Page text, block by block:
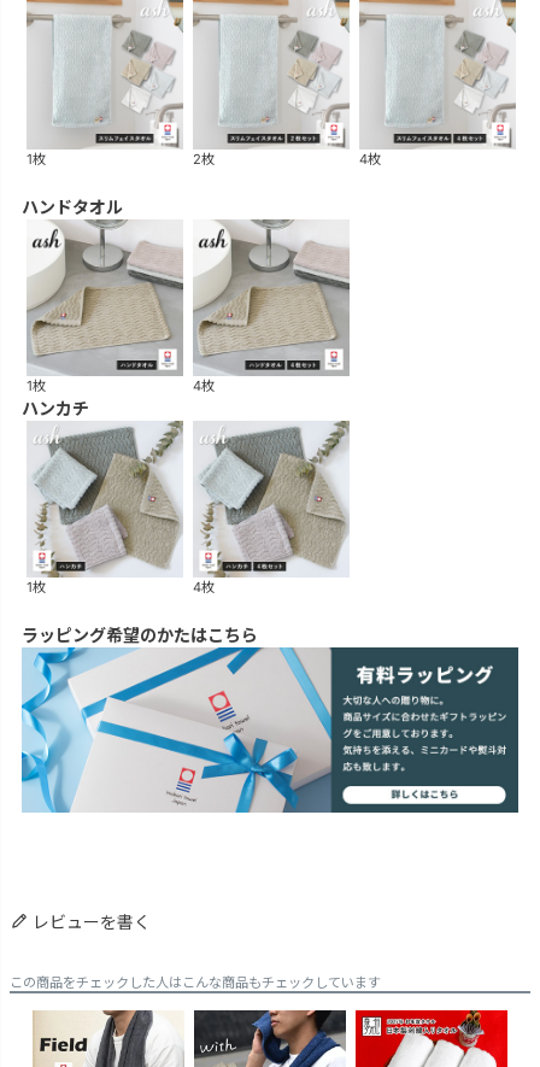
1枚 2枚 4枚
ハンドタオル
1枚 4枚
ハンカチ
1枚 4枚
ラッピング希望のかたはこちら
レビューを書く
この商品をチェックした人はこんな商品もチェックしています